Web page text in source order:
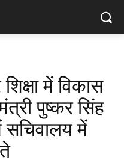
में विकास
पुष्कर सिंह
सचिवालय में